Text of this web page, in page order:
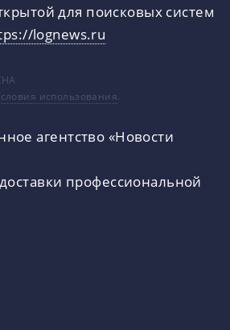
для поисковых систем
lognews.ru
использования.
агентство «Новости
профессиональной